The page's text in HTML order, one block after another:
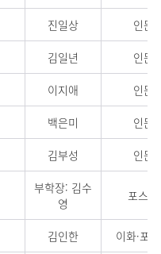
진일상 인문
김일년 인문
이지애 인문
백은미 인문
김부성 인문
부학장: 김수
영
포스
김인한 이화·포